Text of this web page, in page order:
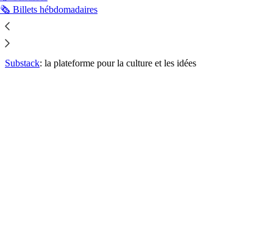
🗞️ Billets hébdomadaires
Substack: la plateforme pour la culture et les idées